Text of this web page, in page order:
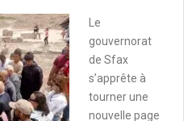
Le
gouvernorat
de Sfax
s’apprête à
tourner une
nouvelle page